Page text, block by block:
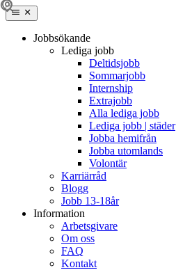
Jobbsökande
Lediga jobb
Deltidsjobb
Sommarjobb
Internship
Extrajobb
Alla lediga jobb
Lediga jobb | städer
Jobba hemifrån
Jobba utomlands
Volontär
Karriärråd
Blogg
Jobb 13-18år
Information
Arbetsgivare
Om oss
FAQ
Kontakt